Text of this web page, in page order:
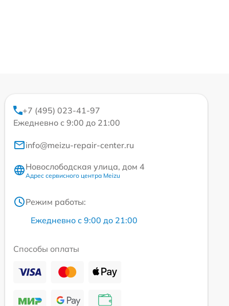
+7 (495) 023-41-97
Ежедневно с 9:00 до 21:00
info@meizu-repair-center.ru
Новослободская улица, дом 4
Адрес сервисного центра Meizu
Режим работы:
Ежедневно с 9:00 до 21:00
Способы оплаты